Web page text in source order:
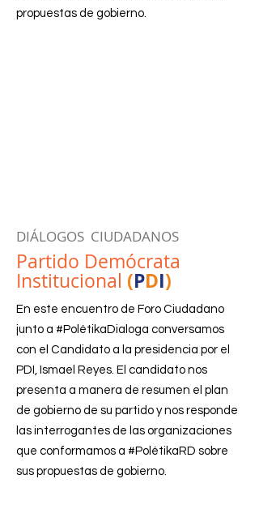
propuestas de gobierno.
DIÁLOGOS CIUDADANOS
Partido Demócrata
Institucional (PDI)
En este encuentro de Foro Ciudadano
junto a #PolétikaDialoga conversamos
con el Candidato a la presidencia por el
PDI, Ismael Reyes. El candidato nos
presenta a manera de resumen el plan
de gobierno de su partido y nos responde
las interrogantes de las organizaciones
que conformamos a #PolétikaRD sobre
sus propuestas de gobierno.